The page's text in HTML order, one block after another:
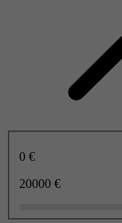
0 €
20000 €